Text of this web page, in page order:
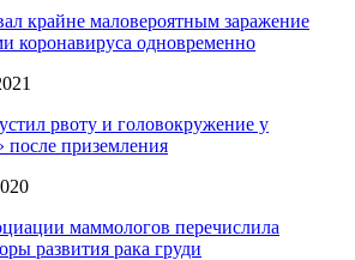
крайне маловероятным заражение
коронавируса одновременно
рвоту и головокружение у
после приземления
маммологов перечислила
развития рака груди